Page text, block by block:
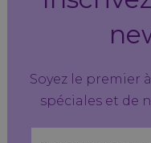
Soyez le premier
spéciales et de